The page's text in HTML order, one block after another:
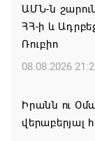
ԱՄՆ-ն
ՀՀ-ի և
Ռուբիո
08.08.2026
Իրանն ու
վերաբերյալ